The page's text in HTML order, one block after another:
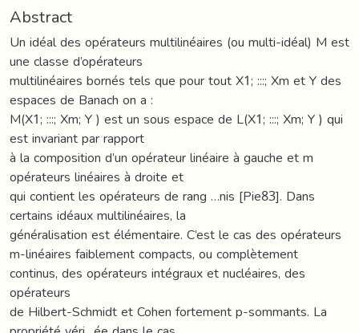
Abstract
Un idéal des opérateurs multilinéaires (ou multi-idéal) M est
une classe d’opérateurs
multilinéaires bornés tels que pour tout X1; :::; Xm et Y des
espaces de Banach on a :
M(X1; :::; Xm; Y ) est un sous espace de L(X1; :::; Xm; Y ) qui
est invariant par rapport
à la composition d’un opérateur linéaire à gauche et m
opérateurs linéaires à droite et
qui contient les opérateurs de rang …nis [Pie83]. Dans
certains idéaux multilinéaires, la
généralisation est élémentaire. C’est le cas des opérateurs
m-linéaires faiblement compacts, ou complètement
continus, des opérateurs intégraux et nucléaires, des
opérateurs
de Hilbert-Schmidt et Cohen fortement p-sommants. La